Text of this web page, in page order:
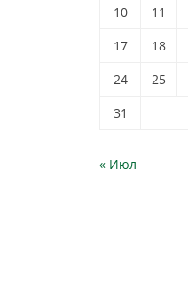
10
11
17
18
24
25
31
« Июл